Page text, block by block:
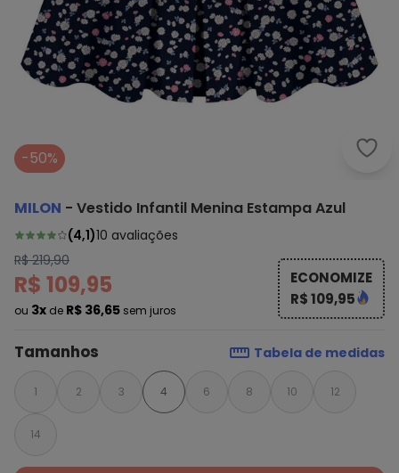
-50%
MILON - Vestido Infantil Menina Estampa Azul
(4,1)10 avaliações
R$ 219,90
R$ 109,95
ou 3x de R$ 36,65 sem juros
ECONOMIZE
R$ 109,95
Tamanhos Tabela de medidas
1 2 3 4 6 8 10 12
14